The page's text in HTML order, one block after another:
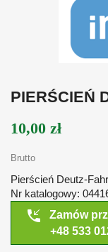
PIERŚCIEŃ
10,00 zł
Brutto
Pierścień Deutz-Fahr
Nr katalogowy:
phone_callback
Zamów
+48 533